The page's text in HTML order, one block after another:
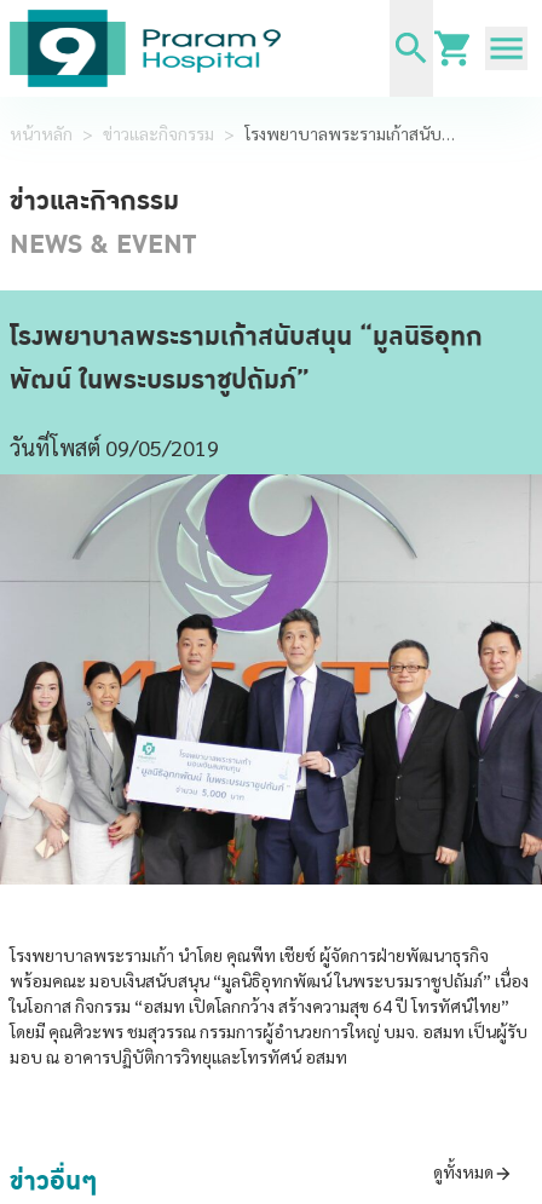
หน้าหลัก > ข่าวและกิจกรรม > โรงพยาบาลพระรามเก้าสนับสนุน “มูลนิธิอุทกพัฒน์ ในพระบรมราชูปถัมภ์”
ข่าวและกิจกรรม
NEWS & EVENT
โรงพยาบาลพระรามเก้าสนับสนุน “มูลนิธิอุทก
พัฒน์ ในพระบรมราชูปถัมภ์”
วันที่โพสต์ 09/05/2019
โรงพยาบาลพระรามเก้า นำโดย คุณพีท เชียช์ ผู้จัดการฝ่ายพัฒนาธุรกิจ
พร้อมคณะ มอบเงินสนับสนุน “มูลนิธิอุทกพัฒน์ ในพระบรมราชูปถัมภ์” เนื่อง
ในโอกาส กิจกรรม “อสมท เปิดโลกกว้าง สร้างความสุข 64 ปี โทรทัศน์ไทย”
โดยมี คุณศิวะพร ชมสุวรรณ กรรมการผู้อำนวยการใหญ่ บมจ. อสมท เป็นผู้รับ
มอบ ณ อาคารปฏิบัติการวิทยุและโทรทัศน์ อสมท
ข่าวอื่นๆ ดูทั้งหมด